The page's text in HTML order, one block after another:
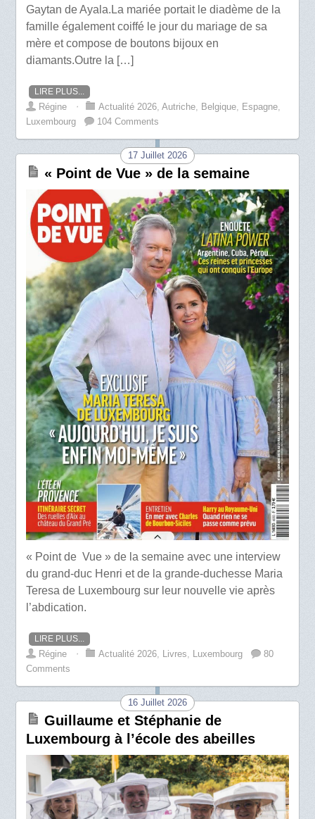
Gaytan de Ayala.La mariée portait le diadème de la
famille également coiffé le jour du mariage de sa
mère et compose de boutons bijoux en
diamants.Outre la […]
LIRE PLUS...
Régine ⋅ Actualité 2026,Autriche, Belgique, Espagne,
Luxembourg
104 Comments
17 Juillet 2026
« Point de Vue » de la semaine
« Point de Vue » de la semaine avec une interview
du grand-duc Henri et de la grande-duchesse Maria
Teresa de Luxembourg sur leur nouvelle vie après
l’abdication.
LIRE PLUS...
Régine ⋅ Actualité 2026 Livres Luxembourg
80
Comments
16 Juillet 2026
Guillaume et Stéphanie de
Luxembourg à l’école des abeilles